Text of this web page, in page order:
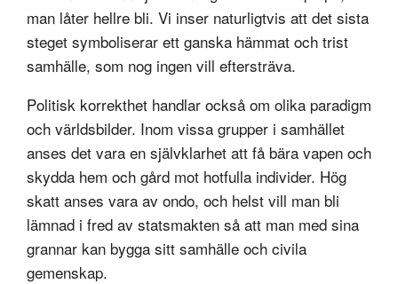
man låter hellre bli. Vi inser naturligtvis att det sista
steget symboliserar ett ganska hämmat och trist
samhälle, som nog ingen vill eftersträva.
Politisk korrekthet handlar också om olika paradigm
och världsbilder. Inom vissa grupper i samhället
anses det vara en självklarhet att få bära vapen och
skydda hem och gård mot hotfulla individer. Hög
skatt anses vara av ondo, och helst vill man bli
lämnad i fred av statsmakten så att man med sina
grannar kan bygga sitt samhälle och civila
gemenskap.